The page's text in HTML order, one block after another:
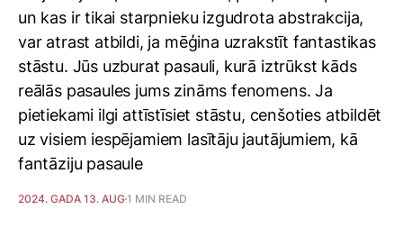
un kas ir tikai starpnieku izgudrota abstrakcija,
var atrast atbildi, ja mēģina uzrakstīt fantastikas
stāstu. Jūs uzburat pasauli, kurā iztrūkst kāds
reālās pasaules jums zināms fenomens. Ja
pietiekami ilgi attīstīsiet stāstu, cenšoties atbildēt
uz visiem iespējamiem lasītāju jautājumiem, kā
fantāziju pasaule
2024. GADA 13. AUG1 MIN READ